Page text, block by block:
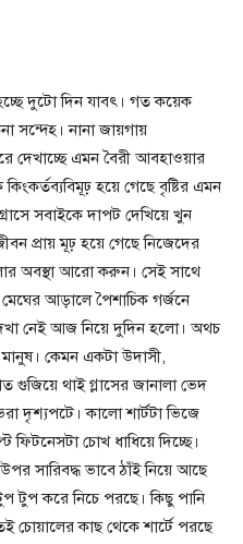
দুটো দিন যাবৎ। গত কয়েক
সন্দেহ। নানা জায়গায়
দেখাচ্ছে এমন বৈরী আবহাওয়ার
হয়ে গেছে বৃষ্টির এমন
সবাইকে দাপট দেখিয়ে খুন
প্রায় মূঢ় হয়ে গেছে নিজেদের
অবস্থা আরো করুন। সেই সাথে
আড়ালে পৈশাচিক গর্জনে
দেখা নেই আজ নিয়ে দুদিন হলো। অথচ
কেমন একটা উদাসী,
গুজিয়ে থাই গ্লাসের জানালা ভেদ
দৃশ্যপটে। কালো শার্টটা ভিজে
চোখ ধাধিয়ে দিচ্ছে।
সারিবদ্ধ ভাবে ঠাঁই নিয়ে আছে
টুপ করে নিচে পরছে। কিছু পানি
চোয়ালের কাছ থেকে শার্টে পরছে